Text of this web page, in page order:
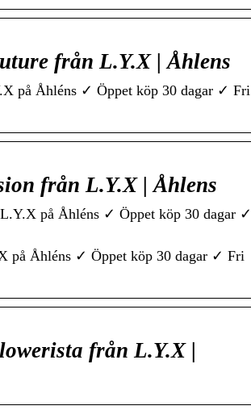
från L.Y.X | Åhlens
på Åhléns ✓ Öppet köp 30 dagar ✓ Fri
från L.Y.X | Åhlens
på Åhléns ✓ Öppet köp 30 dagar ✓
på Åhléns ✓ Öppet köp 30 dagar ✓ Fri
från L.Y.X |